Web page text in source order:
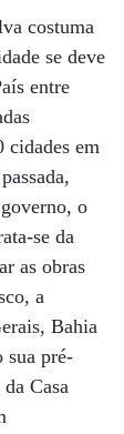
costuma
se deve
entre
cidades em
o
se da
as obras
a
Bahia
sua pré-
Casa